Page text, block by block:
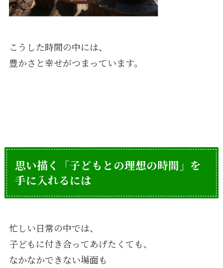
こうした時間の中には、
豊かさと幸せがつまっています。
思い描く「子どもとの理想の時間」を
手に入れるには
忙しい日常の中では、
子どもに付き合ってあげたくても、
なかなかできない場面も